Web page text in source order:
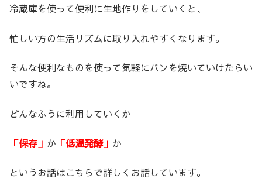
冷蔵庫を使って便利に生地作りをしていくと、
忙しい方の生活リズムに取り入れやすくなります。
そんな便利なものを使って気軽にパンを焼いていけたらい
いですね。
どんなふうに利用していくか
「保存」 か 「低温発酵」 か
というお話はこちらで詳しくお話しています。